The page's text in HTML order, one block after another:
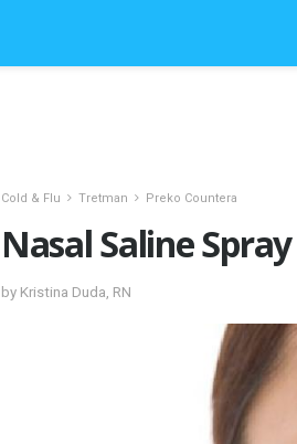
Cold & Flu Tretman Preko Countera
Nasal Saline Spray
by Kristina Duda, RN